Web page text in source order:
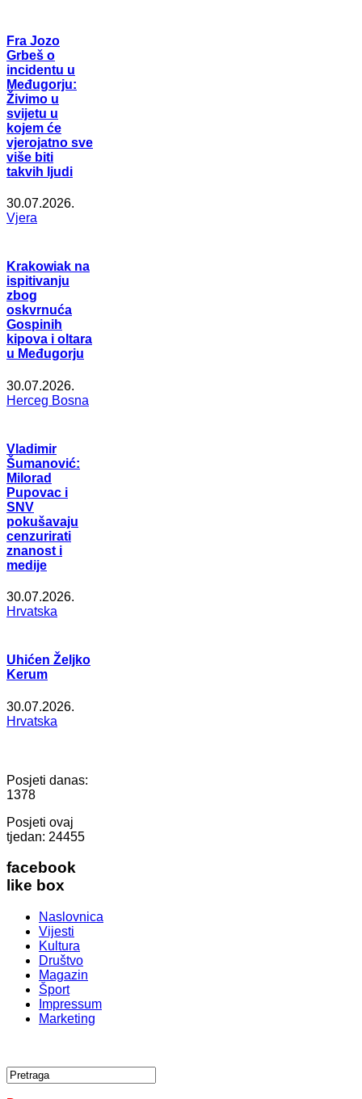
Fra Jozo
Grbeš o
incidentu u
Međugorju:
Živimo u
svijetu u
kojem će
vjerojatno sve
više biti
takvih ljudi
30.07.2026.
Vjera
Krakowiak na
ispitivanju
zbog
oskvrnuća
Gospinih
kipova i oltara
u Međugorju
30.07.2026.
Herceg Bosna
Vladimir
Šumanović:
Milorad
Pupovac i
SNV
pokušavaju
cenzurirati
znanost i
medije
30.07.2026.
Hrvatska
Uhićen Željko
Kerum
30.07.2026.
Hrvatska
Posjeti danas:
1378
Posjeti ovaj
tjedan: 24455
facebook
like box
Naslovnica
Vijesti
Kultura
Društvo
Magazin
Šport
Impressum
Marketing